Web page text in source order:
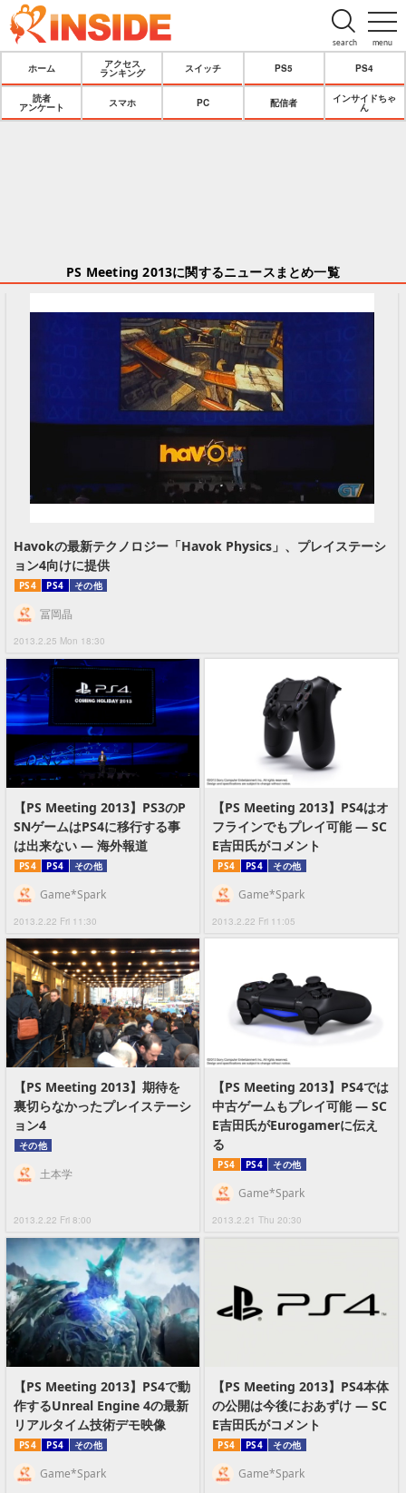
menu
search
ホーム
アクセス
ランキング
スイッチ PS5 PS4
読者
アンケート
スマホ PC 配信者
インサイドちゃ
ん
PS Meeting 2013に関するニュースまとめ一覧
Havokの最新テクノロジー「Havok Physics」、プレイステーシ
ョン4向けに提供
PS4 PS4 その他
2013.2.25 Mon 18:30
冨岡晶
【PS Meeting 2013】PS3のP
SNゲームはPS4に移行する事
は出来ない ― 海外報道
PS4 PS4 その他
2013.2.22 Fri 11:30
Game*Spark
【PS Meeting 2013】PS4はオ
フラインでもプレイ可能 ― SC
E吉田氏がコメント
PS4 PS4 その他
2013.2.22 Fri 11:05
Game*Spark
【PS Meeting 2013】期待を
裏切らなかったプレイステーシ
ョン4
その他
2013.2.22 Fri 8:00
土本学
【PS Meeting 2013】PS4では
中古ゲームもプレイ可能 ― SC
E吉田氏がEurogamerに伝え
る
PS4 PS4 その他
2013.2.21 Thu 20:30
Game*Spark
【PS Meeting 2013】PS4で動
作するUnreal Engine 4の最新
リアルタイム技術デモ映像
PS4 PS4 その他
Game*Spark
【PS Meeting 2013】PS4本体
の公開は今後におあずけ ― SC
E吉田氏がコメント
PS4 PS4 その他
Game*Spark